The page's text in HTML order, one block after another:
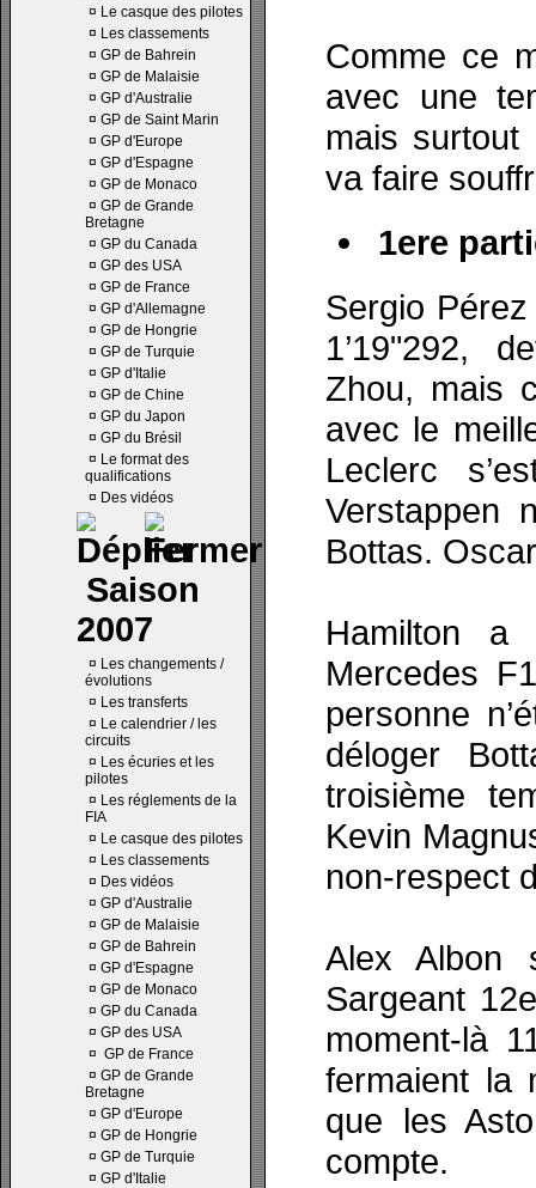
¤ Le casque des pilotes
¤ Les classements
¤ GP de Bahrein
¤ GP de Malaisie
¤ GP d'Australie
¤ GP de Saint Marin
¤ GP d'Europe
¤ GP d'Espagne
¤ GP de Monaco
¤ GP de Grande
Bretagne
¤ GP du Canada
¤ GP des USA
¤ GP de France
¤ GP d'Allemagne
¤ GP de Hongrie
¤ GP de Turquie
¤ GP d'Italie
¤ GP de Chine
¤ GP du Japon
¤ GP du Brésil
¤ Le format des
qualifications
¤ Des vidéos
Saison
2007
¤ Les changements /
évolutions
¤ Les transferts
¤ Le calendrier / les
circuits
¤ Les écuries et les
pilotes
¤ Les réglements de la
FIA
¤ Le casque des pilotes
¤ Les classements
¤ Des vidéos
¤ GP d'Australie
¤ GP de Malaisie
¤ GP de Bahrein
¤ GP d'Espagne
¤ GP de Monaco
¤ GP du Canada
¤ GP des USA
¤ GP de France
¤ GP de Grande
Bretagne
¤ GP d'Europe
¤ GP de Hongrie
¤ GP de Turquie
¤ GP d'Italie
Comme ce
avec une
mais
va faire
1ere
Sergio
1’19"292,
Zhou, mais
avec le
Leclerc
Verstappen
Bottas.
Hamilton a
Mercedes
personne
déloger
troisième
Kevin
non-respect
Alex Albon
Sargeant
moment-là
fermaient la
que les
compte.